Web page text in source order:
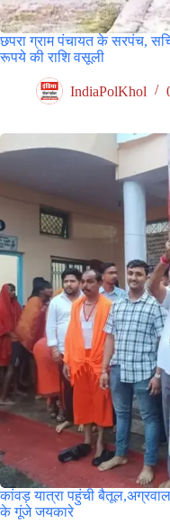
छपरा ग्राम पंचायत के सरपंच,
रूपये की राशि वसूली
IndiaPolKhol
कांवड़ यात्रा पहुंची
के गूंजे जयकारे